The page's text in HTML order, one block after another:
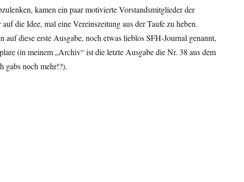
kamen ein paar motivierte Vorstandsmitglieder der
die Idee, mal eine Vereinszeitung aus der Taufe zu heben.
auf diese erste Ausgabe, noch etwas lieblos SFH-Journal genannt,
(in meinem „Archiv“ ist die letzte Ausgabe die Nr. 38 aus dem
gabs noch mehr!?).